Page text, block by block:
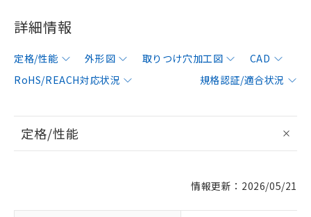
詳細情報
定格/性能 外形図 取りつけ穴加工図
CAD
RoHS/REACH対応状況
規格認証/適合状況
定格/性能
情報更新：2026/05/21